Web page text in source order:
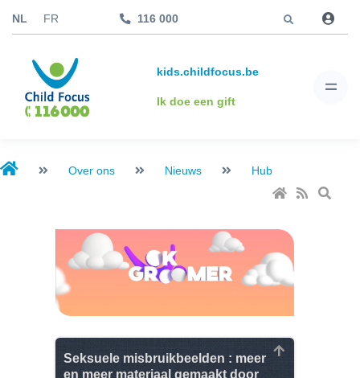
NL FR 116 000
kids.childfocus.be
Ik doe een gift
Over ons Nieuws Hub
Seksuele misbruikbeelden : meer
en meer materiaal gemaakt door